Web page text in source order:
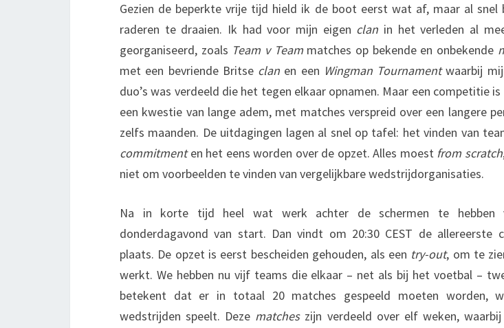
Gezien de beperkte vrije tijd hield ik de boot eerst wat af, maar al snel
raderen te draaien. Ik had voor mijn eigen clan in het verleden al
georganiseerd, zoals Team v Teammatches op bekende en onbekende
met een bevriende Britse clan en een Wingman Tournamentwaarbij
duo’s was verdeeld die het tegen elkaar opnamen. Maar een competitie
een kwestie van lange adem, met matches verspreid over een langere
zelfs maanden. De uitdagingen lagen al snel op tafel: het vinden van
commitmenten het eens worden over de opzet. Alles moest from scratch
niet om voorbeelden te vinden van vergelijkbare wedstrijdorganisaties.
Na in korte tijd heel wat werk achter de schermen te hebben
donderdagavond van start. Dan vindt om 20:30 CEST de allereerste
plaats. De opzet is eerst bescheiden gehouden, als een try-out, om te
werkt. We hebben nu vijf teams die elkaar – net als bij het voetbal –
betekent dat er in totaal 20 matches gespeeld moeten worden,
wedstrijden speelt. Deze matcheszijn verdeeld over elf weken,